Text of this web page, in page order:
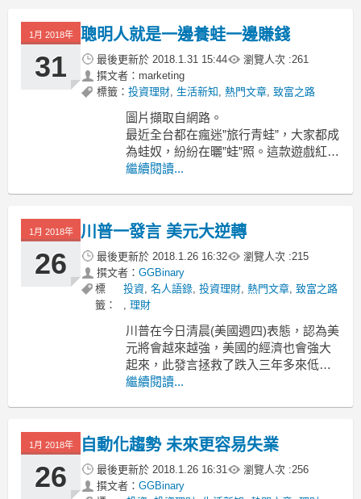
有755個以上的機會可以變成百萬富翁!
在那之前，2月5號開獎的威力彩，率先
加碼2億，頭
1月 2018年
31
聰明人就是一邊養蛙一邊賺錢
最後更新於 2018.1.31 15:44 瀏覽人次 :261
撰文者：marketing
標籤： 投資理財, 生活新知 , 熱門文章, 致富之路
圖片擷取自網路。
最近全台都在瘋迷”旅行青蛙”，大家都成
為蛙奴，紛紛在曬”蛙”照。這款遊戲紅得
很突然，幾天內就登上app store的排名
這款遊戲其實既不刺激也不用
繼續閱讀...
1月 2018年
26
川普一發言 美元大逆轉
最後更新於 2018.1.26 16:32 瀏覽人次 :215
撰文者： GGBinary
標
籤：
投資, 名人語錄, 投資理財, 熱門文章, 致富之路
, 理財
川普在今日清晨(美國週四)表態，認為美
元將會越來越強，美國的經濟也會強大
起來，此發言拯救了跌入三年多來低谷
的美元，美元自低點反彈。
稱，不擔心美元近來的跌勢，美元轉弱
將有利於美國的貿易與機會，美元因此
進一步下
繼續閱讀...
1月 2018年
26
自動化趨勢 未來更容易失業
最後更新於 2018.1.26 16:31 瀏覽人次 :256
撰文者： GGBinary